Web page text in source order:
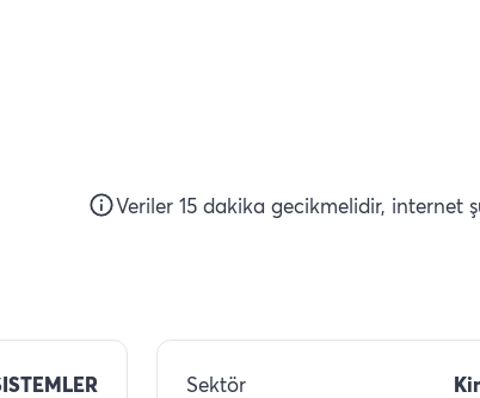
Veriler 15 dakika gecikmelidir, internet
Sektör